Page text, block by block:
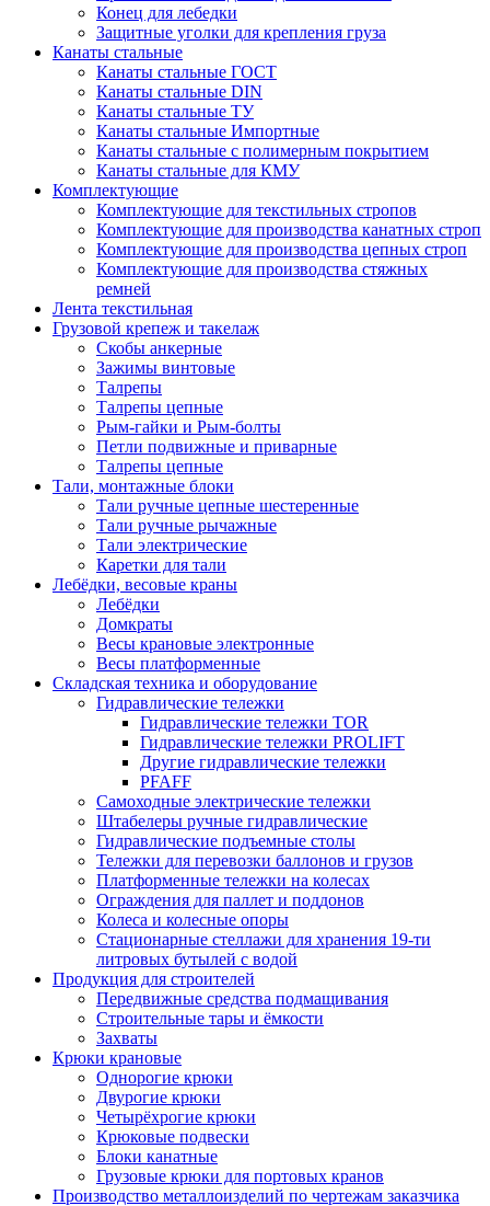
Конец для лебедки
Защитные уголки для крепления груза
Канаты стальные
Канаты стальные ГОСТ
Канаты стальные DIN
Канаты стальные ТУ
Канаты стальные Импортные
Канаты стальные с полимерным покрытием
Канаты стальные для КМУ
Комплектующие
Комплектующие для текстильных стропов
Комплектующие для производства канатных строп
Комплектующие для производства цепных строп
Комплектующие для производства стяжных
ремней
Лента текстильная
Грузовой крепеж и такелаж
Скобы анкерные
Зажимы винтовые
Талрепы
Талрепы цепные
Рым-гайки и Рым-болты
Петли подвижные и приварные
Талрепы цепные
Тали, монтажные блоки
Тали ручные цепные шестеренные
Тали ручные рычажные
Тали электрические
Каретки для тали
Лебёдки, весовые краны
Лебёдки
Домкраты
Весы крановые электронные
Весы платформенные
Складская техника и оборудование
Гидравлические тележки
Гидравлические тележки TOR
Гидравлические тележки PROLIFT
Другие гидравлические тележки
PFAFF
Самоходные электрические тележки
Штабелеры ручные гидравлические
Гидравлические подъемные столы
Тележки для перевозки баллонов и грузов
Платформенные тележки на колесах
Ограждения для паллет и поддонов
Колеса и колесные опоры
Стационарные стеллажи для хранения 19-ти
литровых бутылей с водой
Продукция для строителей
Передвижные средства подмащивания
Строительные тары и ёмкости
Захваты
Крюки крановые
Однорогие крюки
Двурогие крюки
Четырёхрогие крюки
Крюковые подвески
Блоки канатные
Грузовые крюки для портовых кранов
Производство металлоизделий по чертежам заказчика